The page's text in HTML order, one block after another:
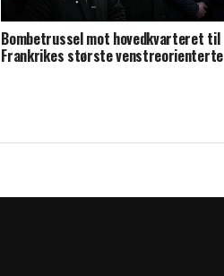
Bombetrussel mot hovedkvarteret til
Frankrikes største venstreorienterte